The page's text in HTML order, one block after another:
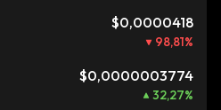
$0,0000418
98,81%
$0,0000003774
32,27%